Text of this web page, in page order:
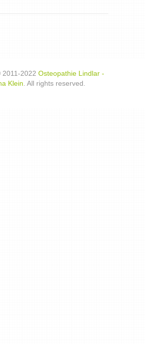
2022 Osteopathie Lindlar -
Klein . All rights reserved.